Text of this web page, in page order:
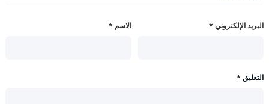
الاسم * البريد الإلكتروني *
التعليق *